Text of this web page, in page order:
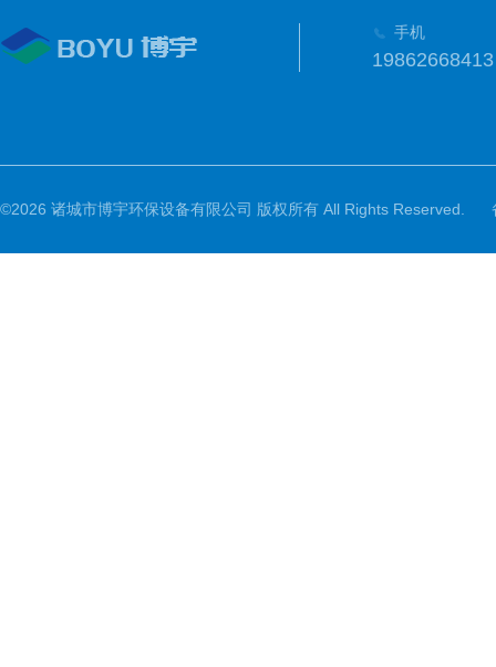
手机
19862668413
©2026 诸城市博宇环保设备有限公司 版权所有 All Rights Reserved.